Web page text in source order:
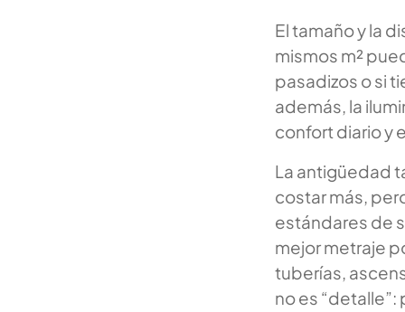
El tamaño y la
mismos m²
pasadizos o si
además, la
confort diario y
La antigüedad
costar más,
estándares de
mejor metraje
tuberías,
no es